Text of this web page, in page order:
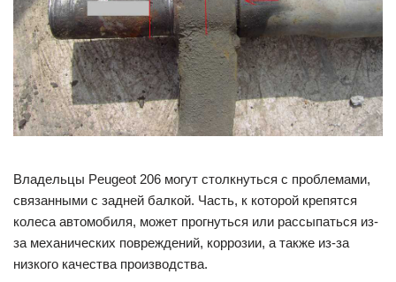
Владельцы Peugeot 206 могут столкнуться с проблемами,
связанными с задней балкой. Часть, к которой крепятся
колеса автомобиля, может прогнуться или рассыпаться из-
за механических повреждений, коррозии, а также из-за
низкого качества производства.